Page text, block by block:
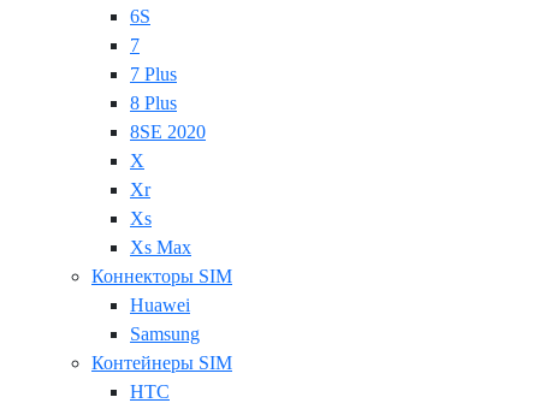
6S
7
7 Plus
8 Plus
8SE 2020
X
Xr
Xs
Xs Max
Коннекторы SIM
Huawei
Samsung
Контейнеры SIM
HTC